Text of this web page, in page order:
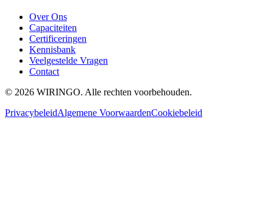
Over Ons
Capaciteiten
Certificeringen
Kennisbank
Veelgestelde Vragen
Contact
© 2026 WIRINGO. Alle rechten voorbehouden.
PrivacybeleidAlgemene VoorwaardenCookiebeleid